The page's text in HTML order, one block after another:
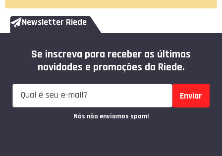
Newsletter Riede
Se inscreva para receber as últimas
novidades e promoções da Riede.
Enviar
Nós não enviamos spam!